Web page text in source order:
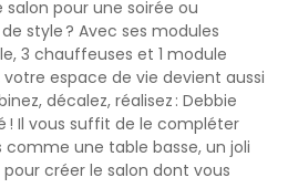
pour une soirée ou
style ? Avec ses modules
3 chauffeuses et 1 module
votre espace de vie devient aussi
décalez, réalisez : Debbie
! Il vous suffit de le compléter
une table basse, un joli
créer le salon dont vous